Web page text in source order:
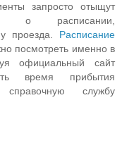
запросто отыщут
о расписании,
проезда. Расписание
посмотреть именно в
официальный сайт
время прибытия
службу